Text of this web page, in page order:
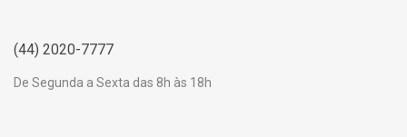
(44) 2020-7777
De Segunda a Sexta das 8h às 18h